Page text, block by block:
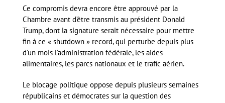
Ce compromis devra encore être approuvé par la
Chambre avant d’être transmis au président Donald
Trump, dont la signature serait nécessaire pour mettre
fin à ce « shutdown » record, qui perturbe depuis plus
d’un mois l’administration fédérale, les aides
alimentaires, les parcs nationaux et le trafic aérien.
Le blocage politique oppose depuis plusieurs semaines
républicains et démocrates sur la question des